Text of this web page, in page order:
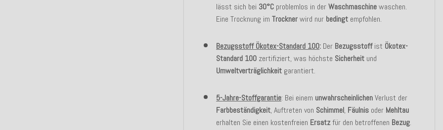
lässt sich bei 30°C problemlos in derWaschmaschinewaschen.
Eine Trocknung imTrocknerwird nur bedingt empfohlen.
Bezugsstoff Ökotex-Standard 100: Der Bezugsstoffist Ökotex-
Standard 100 zertifiziert, was höchste Sicherheit und
Umweltverträglichkeit garantiert.
5-Jahre-Stoffgarantie: Bei einem unwahrscheinlichenVerlust der
Farbbeständigkeit, Auftreten von Schimmel, Fäulnis oder Mehltau
erhalten Sie einen kostenfreien Ersatzfür den betroffenen Bezug.